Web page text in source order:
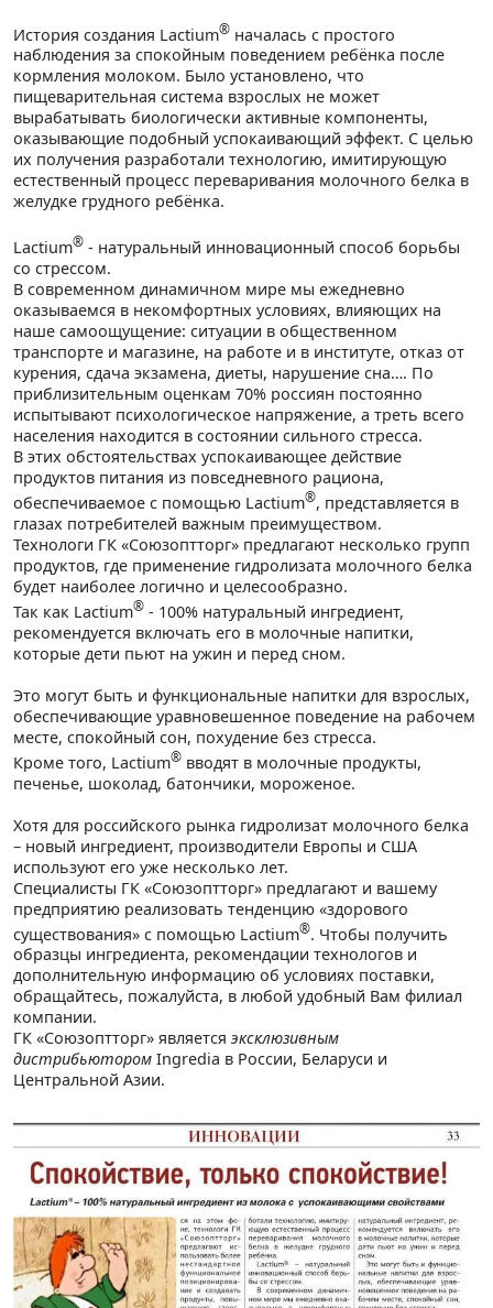
История создания Lactium® началась с простого
наблюдения за спокойным поведением ребёнка после
кормления молоком. Было установлено, что
пищеварительная система взрослых не может
вырабатывать биологически активные компоненты,
оказывающие подобный успокаивающий эффект. С целью
их получения разработали технологию, имитирующую
естественный процесс переваривания молочного белка в
желудке грудного ребёнка.
Lactium® - натуральный инновационный способ борьбы
со стрессом.
В современном динамичном мире мы ежедневно
оказываемся в некомфортных условиях, влияющих на
наше самоощущение: ситуации в общественном
транспорте и магазине, на работе и в институте, отказ от
курения, сдача экзамена, диеты, нарушение сна…. По
приблизительным оценкам 70% россиян постоянно
испытывают психологическое напряжение, а треть всего
населения находится в состоянии сильного стресса.
В этих обстоятельствах успокаивающее действие
продуктов питания из повседневного рациона,
обеспечиваемое с помощью Lactium®, представляется в
глазах потребителей важным преимуществом.
Технологи ГК «Союзоптторг» предлагают несколько групп
продуктов, где применение гидролизата молочного белка
будет наиболее логично и целесообразно.
Так как Lactium® - 100% натуральный ингредиент,
рекомендуется включать его в молочные напитки,
которые дети пьют на ужин и перед сном.
Это могут быть и функциональные напитки для взрослых,
обеспечивающие уравновешенное поведение на рабочем
месте, спокойный сон, похудение без стресса.
Кроме того, Lactium® вводят в молочные продукты,
печенье, шоколад, батончики, мороженое.
Хотя для российского рынка гидролизат молочного белка
– новый ингредиент, производители Европы и США
используют его уже несколько лет.
Специалисты ГК «Союзоптторг» предлагают и вашему
предприятию реализовать тенденцию «здорового
существования» с помощью Lactium®. Чтобы получить
образцы ингредиента, рекомендации технологов и
дополнительную информацию об условиях поставки,
обращайтесь, пожалуйста, в любой удобный Вам филиал
компании.
ГК «Союзоптторг» является эксклюзивным
дистрибьютором Ingredia в России, Беларуси и
Центральной Азии.